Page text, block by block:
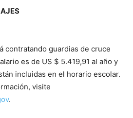
contratando guardias de cruce
es de US $ 5.419,91 al año y
incluidas en el horario escolar.
visite
.